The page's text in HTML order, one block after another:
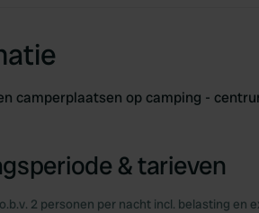
camperplaatsen op camping -
& tarieven
2 personen per nacht incl. belasting en